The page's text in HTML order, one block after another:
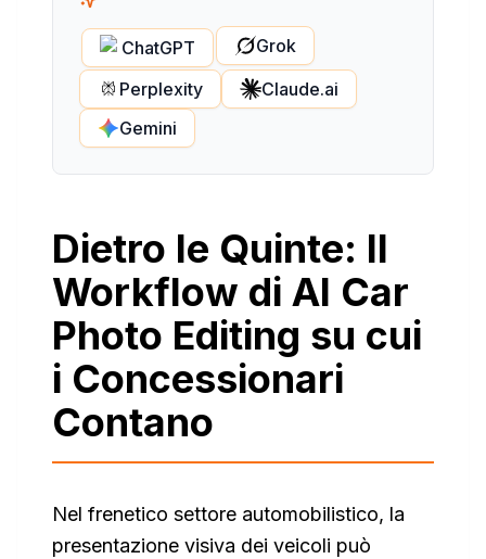
ChatGPT
Grok
Perplexity
Claude.ai
Gemini
Dietro le Quinte: Il
Workflow di AI Car
Photo Editing su cui
i Concessionari
Contano
Nel frenetico settore automobilistico, la
presentazione visiva dei veicoli può